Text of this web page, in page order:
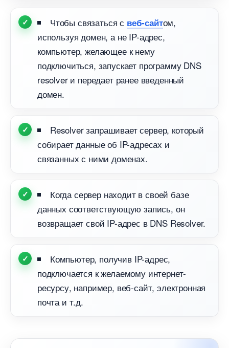
Чтобы связаться с еб-сайтом,
используя домен, а не IP-адрес,
компьютер, желающее к нему
подключиться, запускает программу DNS
resolver и передает ранее введенный
домен.
Resolver запрашивает сервер, который
собирает данные об IP-адресах и
связанных с ними доменах.
Когда сервер находит в своей базе
данных соответствующую запись, он
озвращает свой IP-адрес в DNS Resolver.
Компьютер, получив IP-адрес,
подключается к желаемому интернет-
ресурсу, например, веб-сайт, электронная
почта и т.д.